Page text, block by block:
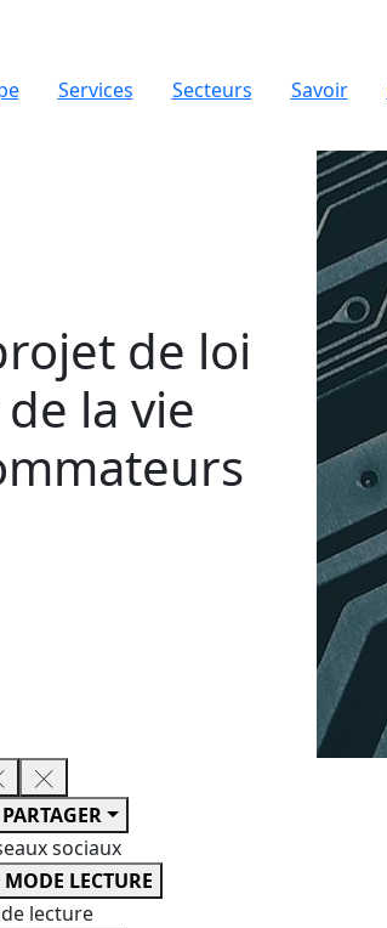
Services Secteurs Savoir
de loi
la vie
PARTAGER
sociaux
MODE LECTURE
lecture